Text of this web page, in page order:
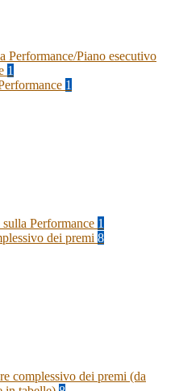
Performance/Piano esecutivo
1
1
Performance 1
dei premi 8
complessivo dei premi (da